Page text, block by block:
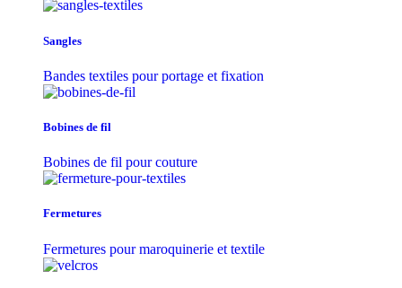
Sangles
Bandes textiles pour portage et fixation
Bobines de fil
Bobines de fil pour couture
Fermetures
Fermetures pour maroquinerie et textile